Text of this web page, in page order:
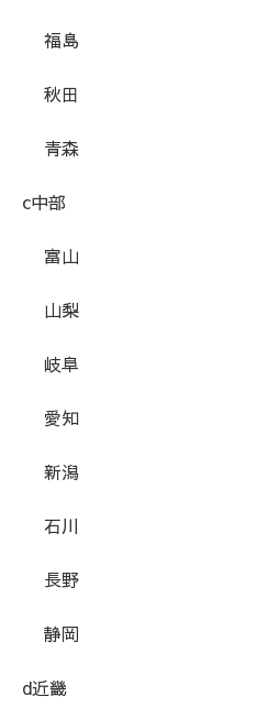
福島
秋田
青森
c中部
富山
山梨
岐阜
愛知
新潟
石川
長野
静岡
d近畿